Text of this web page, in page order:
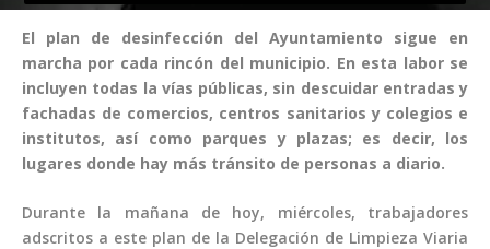
El plan de desinfección del Ayuntamiento sigue en
marcha por cada rincón del municipio. En esta labor se
incluyen todas la vías públicas, sin descuidar entradas y
fachadas de comercios, centros sanitarios y colegios e
institutos, así como parques y plazas; es decir, los
lugares donde hay más tránsito de personas a diario.
Durante la mañana de hoy, miércoles, trabajadores
adscritos a este plan de la Delegación de Limpieza Viaria